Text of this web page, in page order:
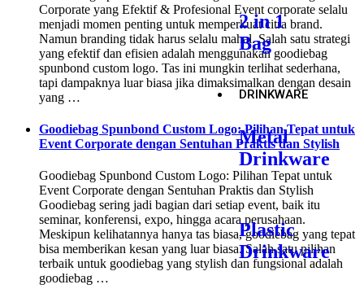
2 in 1
Bag
DRINKWARE
Metal
Drinkware
Plastic
Drinkware
Corporate yang Efektif & Profesional Event corporate selalu
menjadi momen penting untuk memperkuat citra brand.
Namun branding tidak harus selalu mahal. Salah satu strategi
yang efektif dan efisien adalah menggunakan goodiebag
spunbond custom logo. Tas ini mungkin terlihat sederhana,
tapi dampaknya luar biasa jika dimaksimalkan dengan desain
yang …
Goodiebag Spunbond Custom Logo: Pilihan Tepat untuk
Event Corporate dengan Sentuhan Praktis dan Stylish
Goodiebag Spunbond Custom Logo: Pilihan Tepat untuk
Event Corporate dengan Sentuhan Praktis dan Stylish
Goodiebag sering jadi bagian dari setiap event, baik itu
seminar, konferensi, expo, hingga acara perusahaan.
Meskipun kelihatannya hanya tas biasa, goodiebag yang tepat
bisa memberikan kesan yang luar biasa. Salah satu pilihan
terbaik untuk goodiebag yang stylish dan fungsional adalah
goodiebag …